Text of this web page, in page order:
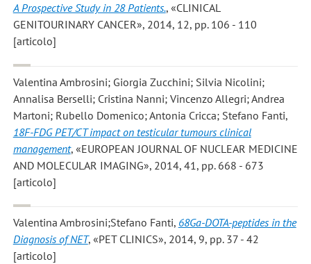
A Prospective Study in 28 Patients., «CLINICAL
GENITOURINARY CANCER», 2014, 12, pp. 106 - 110
[articolo]
Valentina Ambrosini; Giorgia Zucchini; Silvia Nicolini;
Annalisa Berselli; Cristina Nanni; Vincenzo Allegri; Andrea
Martoni; Rubello Domenico; Antonia Cricca; Stefano Fanti,
18F-FDG PET/CT impact on testicular tumours clinical
management, «EUROPEAN JOURNAL OF NUCLEAR MEDICINE
AND MOLECULAR IMAGING», 2014, 41, pp. 668 - 673
[articolo]
Valentina Ambrosini;Stefano Fanti, 68Ga-DOTA-peptides in the
Diagnosis of NET, «PET CLINICS», 2014, 9, pp. 37 - 42
[articolo]